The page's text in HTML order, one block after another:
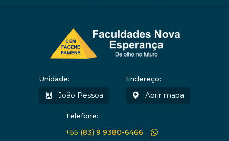
Unidade:
João Pessoa
Endereço:
Abrir mapa
Telefone:
+55 (83) 9 9380-6466